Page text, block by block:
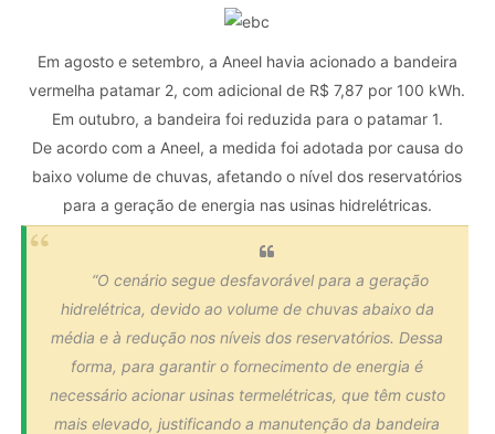
Em agosto e setembro, a Aneel havia acionado a bandeira
vermelha patamar 2, com adicional de R$ 7,87 por 100 kWh.
Em outubro, a bandeira foi reduzida para o patamar 1.
De acordo com a Aneel, a medida foi adotada por causa do
baixo volume de chuvas, afetando o nível dos reservatórios
para a geração de energia nas usinas hidrelétricas.
“O cenário segue desfavorável para a geração
hidrelétrica, devido ao volume de chuvas abaixo da
média e à redução nos níveis dos reservatórios. Dessa
forma, para garantir o fornecimento de energia é
necessário acionar usinas termelétricas, que têm custo
mais elevado, justificando a manutenção da bandeira